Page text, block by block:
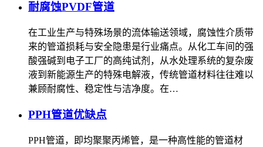
耐腐蚀PVDF管道
在工业生产与特殊场景的流体输送领域，腐蚀性介质带
来的管道损耗与安全隐患是行业痛点。从化工车间的强
酸强碱到电子工厂的高纯试剂，从水处理系统的复杂废
液到新能源生产的特殊电解液，传统管道材料往往难以
兼顾耐腐性、稳定性与洁净度。在…
PPH管道优缺点
PPH管道，即均聚聚丙烯管，是一种高性能的管道材